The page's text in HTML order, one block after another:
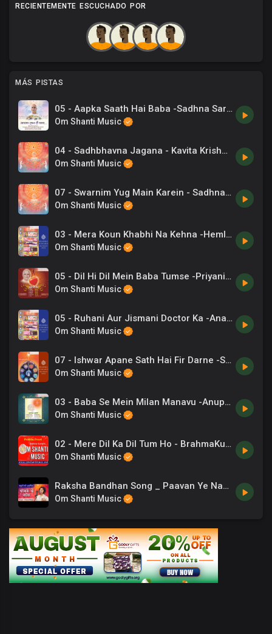
RECIENTEMENTE ESCUCHADO POR
MÁS PISTAS
05 - Aapka Saath Hai Baba -Sadhna Sargam, Hemant Acharya.mp3
Om Shanti Music
04 - Sadhbhavna Jagana - Kavita Krishnamurthy.mp3
Om Shanti Music
07 - Swarnim Yug Main Karein - Sadhna Sargam.mp3
Om Shanti Music
03 - Mera Koun Khabhi Na Kehna -Hemlata .mp3
Om Shanti Music
05 - Dil Hi Dil Mein Baba Tumse -Priyani Vani .mp3
Om Shanti Music
05 - Ruhani Aur Jismani Doctor Ka -Anand Kumar C, Chorus .mp3
Om Shanti Music
07 - Ishwar Apane Sath Hai Fir Darne -Suresh Wadkar, Shayaj Billoo .mp3
Om Shanti Music
03 - Baba Se Mein Milan Manavu -Anup Jalota .mp3
Om Shanti Music
02 - Mere Dil Ka Dil Tum Ho - BrahmaKumaris.mp3
Om Shanti Music
Raksha Bandhan Song _ Paavan Ye Naata _ Sisters Song _ 07
Om Shanti Music